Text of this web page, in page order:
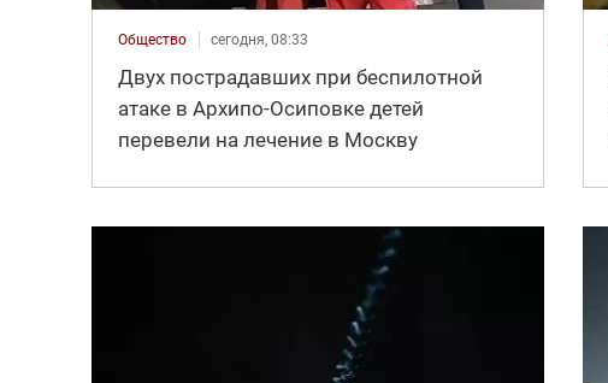
Общество сегодня, 08:33
Двух пострадавших при беспилотной
атаке в Архипо-Осиповке детей
перевели на лечение в Москву